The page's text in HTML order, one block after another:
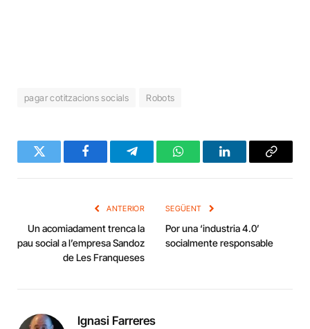
pagar cotitzacions socials Robots
Twitter FacebookTelegramWhatsAppLinkedInCopy
ANTERIOR
Un acomiadament trenca la
pau social a l’empresa Sandoz
de Les Franqueses
SEGÜENT
Por una ‘industria 4.0’
socialmente responsable
Ignasi Farreres